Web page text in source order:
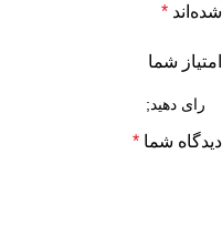
شده‌اند *
امتیاز شما
دیدگاه شما *